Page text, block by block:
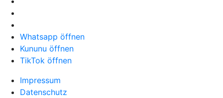
Whatsapp öffnen
Kununu öffnen
TikTok öffnen
Impressum
Datenschutz